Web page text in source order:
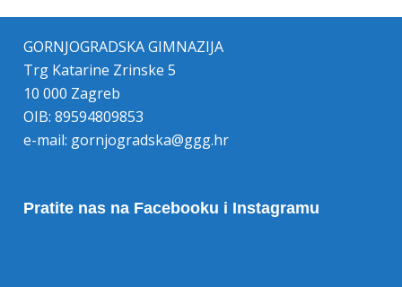
GORNJOGRADSKA GIMNAZIJA
Trg Katarine Zrinske 5
10 000 Zagreb
OIB: 89594809853
e-mail: gornjogradska@ggg.hr
Pratite nas na Facebooku i Instagramu